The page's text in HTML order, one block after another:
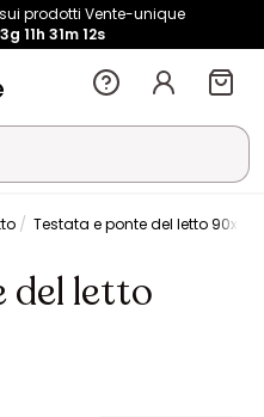
sui prodotti Vente-unique
11h 31m12s
Testata e ponte del letto
del letto